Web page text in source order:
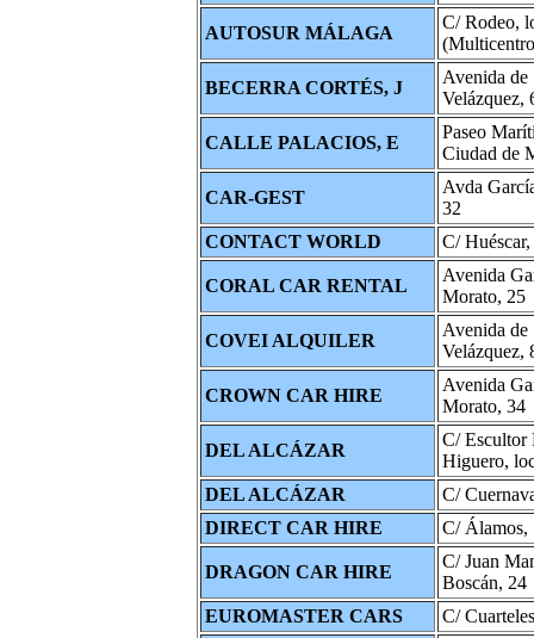
AUTOSUR MÁLAGA
C/ Rodeo,
BECERRA CORTÉS, J
Avenida de
Velázquez,
CALLE PALACIOS, E
Paseo
Ciudad de
CAR‑GEST
Avda
32
CONTACT WORLD
C/
CORAL CAR RENTAL
Avenida
Morato, 25
COVEI ALQUILER
Avenida de
Velázquez,
CROWN CAR HIRE
Avenida
Morato, 34
DEL ALCÁZAR
C/ Escultor
Higuero,
DEL ALCÁZAR
C/
DIRECT CAR HIRE
C/ Álamos,
DRAGON CAR HIRE
C/ Juan
Boscán, 24
EUROMASTER CARS
C/